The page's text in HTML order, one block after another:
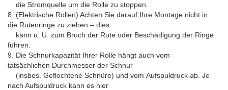
die Stromquelle um die Rolle zu stoppen.
8. (Elektrische Rollen) Achten Sie darauf Ihre Montage nicht in
die Rutenringe zu ziehen – dies
kann u. U. zum Bruch der Rute oder Beschädigung der Ringe
führen.
9. Die Schnurkapazität Ihrer Rolle hängt auch vom
tatsächlichen Durchmesser der Schnur
(insbes. Geflochtene Schnüre) und vom Aufspuldruck ab. Je
nach Aufspuldruck kann es hier